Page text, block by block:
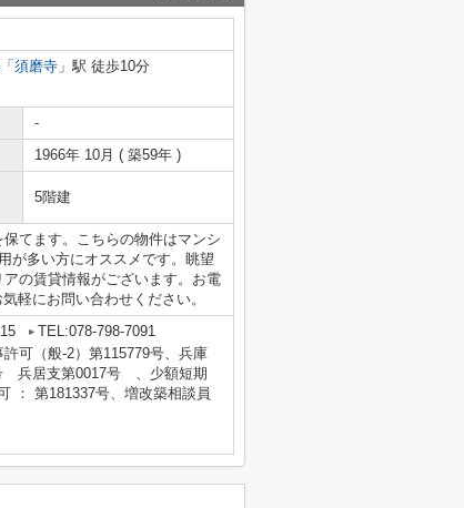
「 須磨寺 」駅 徒歩10分
-
1966年 10月 ( 築59年 )
5階建
てます。こちらの物件はマンシ
が多い方にオススメです。眺望
の賃貸情報がございます。お電
軽にお問い合わせください。
TEL:078-798-7091
可（般-2）第115779号、兵庫
兵居支第0017号 、少額短期
： 第181337号、増改築相談員